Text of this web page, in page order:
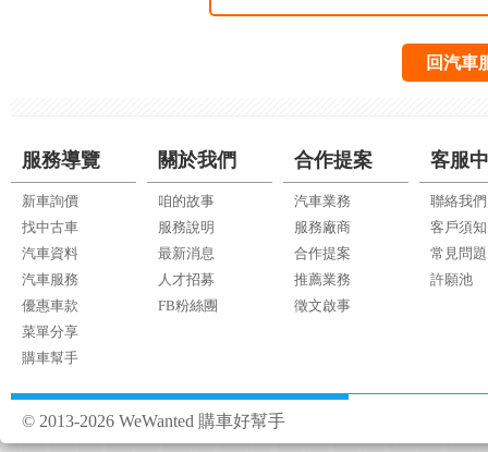
回汽車
服務導覽
新車詢價
找中古車
汽車資料
汽車服務
優惠車款
菜單分享
購車幫手
關於我們
咱的故事
服務說明
最新消息
人才招募
FB粉絲團
合作提案
汽車業務
服務廠商
合作提案
推薦業務
徵文啟事
客服
聯絡我們
客戶須知
常見問題
許願池
© 2013-2026 WeWanted 購車好幫手